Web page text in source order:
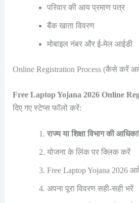
परिवार की आय प्रमाण पत्र
बैंक खाता विवरण
मोबाइल नंबर और ई-मेल आईडी
Online Registration Process (कैसे करें
Free Laptop Yojana 2026 Online
दिए गए स्टेप्स फॉलो करें:
राज्य या शिक्षा विभाग की
योजना के लिंक पर क्लिक करें
Free Laptop Yojana 2026
अपना पूरा विवरण सही-सही भरें